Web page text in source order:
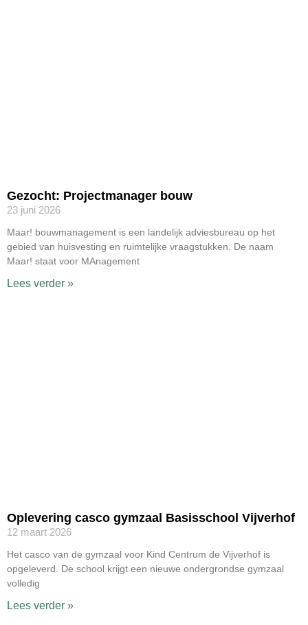
Gezocht: Projectmanager bouw
23 juni 2026
Maar! bouwmanagement is een landelijk adviesbureau op het
gebied van huisvesting en ruimtelijke vraagstukken. De naam
Maar! staat voor MAnagement
Lees verder »
Oplevering casco gymzaal Basisschool Vijverhof
12 maart 2026
Het casco van de gymzaal voor Kind Centrum de Vijverhof is
opgeleverd. De school krijgt een nieuwe ondergrondse gymzaal
volledig
Lees verder »